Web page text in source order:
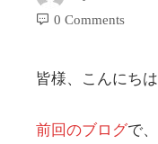
0 Comments
皆様、こんにち
前回のブログで